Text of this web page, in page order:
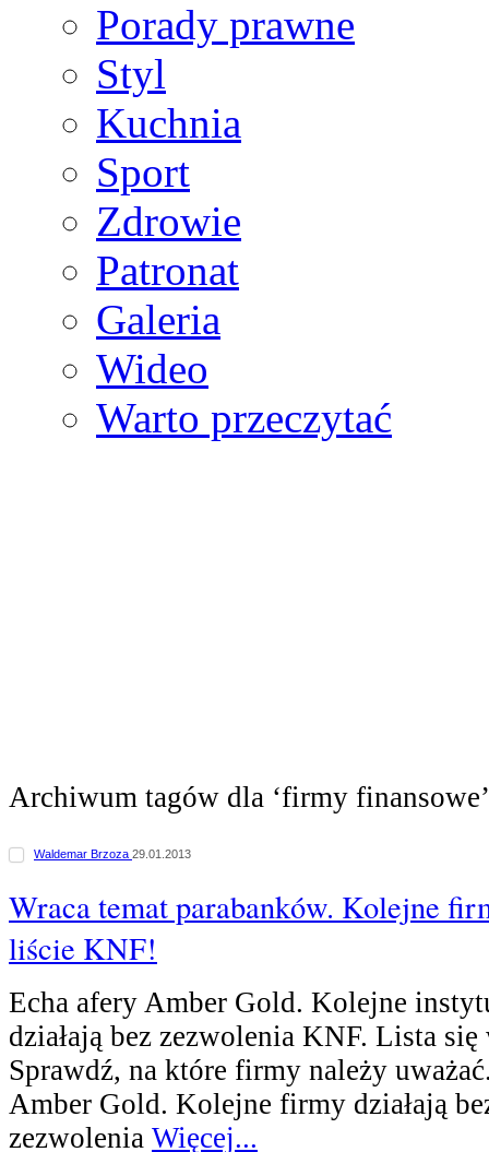
Porady prawne
Styl
Kuchnia
Sport
Zdrowie
Patronat
Galeria
Wideo
Warto przeczytać
Archiwum tagów dla ‘firmy finansowe’
Waldemar Brzoza 29.01.2013
Wraca temat parabanków. Kolejne
liście KNF!
Echa afery Amber Gold. Kolejne
działają bez zezwolenia KNF. Lista się
Sprawdź, na które firmy należy
Amber Gold. Kolejne firmy działają
zezwolenia Więcej...